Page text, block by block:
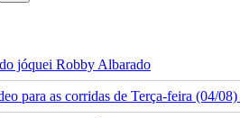
jóquei Robby Albarado
para as corridas de Terça-feira (04/08)